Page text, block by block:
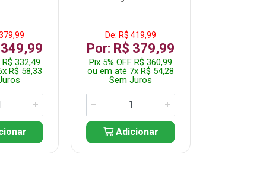
R$ 332,49
R$ 58,33
De: R$ 419,99
Por: R$ 379,99
Pix 5% OFF R$ 360,99
ou em até 7x R$ 54,28
Sem Juros
Adicionar